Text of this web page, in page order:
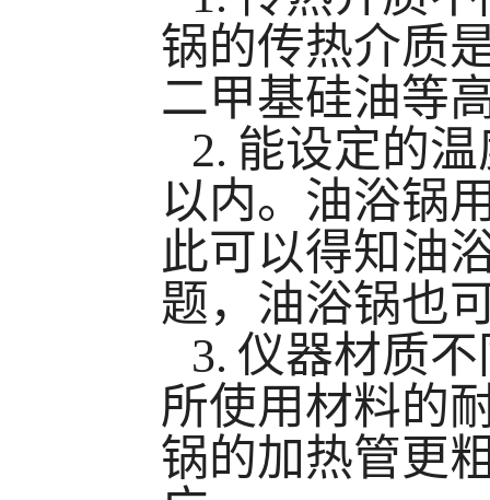
锅的传热介质
二甲基硅油等
2. 能设定的
以内。油浴锅
此可以得知油
题，油浴锅也
3. 仪器材质
所使用材料的
锅的加热管更